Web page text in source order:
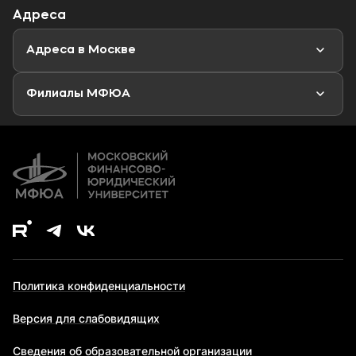
Мероприятия
Магистратура
Аспирантура
Дополнительное образование
Новости
Адреса
Адреса в Москве
Филиалы МФЮА
Политика конфиденциальности
Версия для слабовидящих
Сведения об образовательной организации